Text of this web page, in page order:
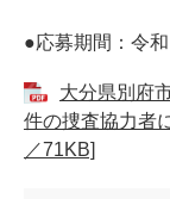
●応募期間：令
大分県別府
件の捜査協力者
／71KB]